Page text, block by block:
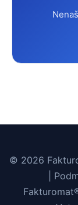
© 2026